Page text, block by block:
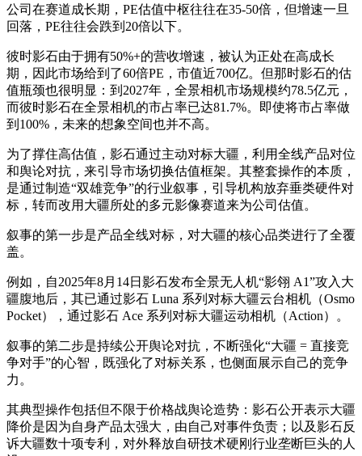
公司在赛道成长期，PE估值中枢往往在35-50倍，但增速一旦
回落，PE往往会跌到20倍以下。
彼时影石由于拥有50%+的营收增速，被认为正处在高成长
期，因此市场给到了60倍PE，市值近700亿。但那时影石的估
值瓶颈也很明显：到2027年，全景相机市场规模约78.5亿元，
而彼时影石在全景相机的市占率已达81.7%。即使将市占率做
到100%，未来的想象空间也并不高。
为了撑住高估值，影石通过主动对标大疆，利用全线产品对位
和舆论对抗，来引导市场切换估值框架。其整套操作的本质，
是通过制造“双雄竞争”的行业叙事，引导机构放弃垂类硬件对
标，转而改用大疆所处的多元影像赛道来为公司估值。
叙事的第一步是产品全线对标，对大疆的核心品类进行了全覆
盖。
例如，自2025年8月14日影石发布全景无人机“影翎 A1”攻入大
疆腹地后，其已通过影石 Luna 系列对标大疆云台相机（Osmo
Pocket），通过影石 Ace 系列对标大疆运动相机（Action）。
叙事的第二步是持续公开舆论对抗，不断强化“大疆 = 直接竞
争对手”的心智，既强化了对标关系，也侧面展示自己的竞争
力。
其典型操作包括但不限于价格战舆论造势：影石公开表示大疆
降价是因为自身产品太强大，由自己对事件负责；以及影石反
诉大疆数十项专利，对外释放自研技术硬刚行业垄断巨头的人